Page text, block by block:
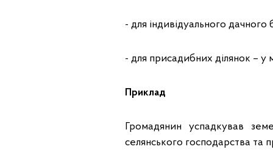
- для індивідуального дачного
- для присадибних ділянок –
Приклад
Громадянин успадкував
селянського господарства та